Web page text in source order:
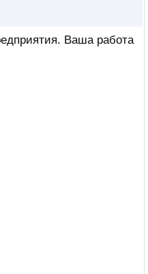
Ваша работа